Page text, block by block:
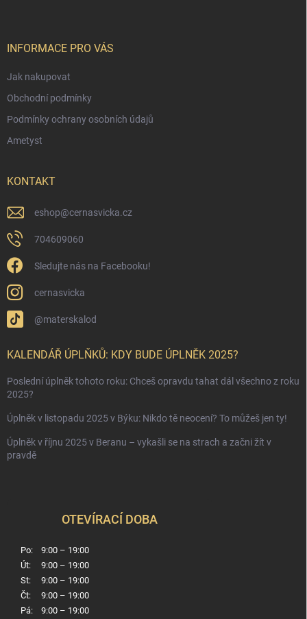
INFORMACE PRO VÁS
Jak nakupovat
Obchodní podmínky
Podmínky ochrany osobních údajů
Ametyst
KONTAKT
eshop@cernasvicka.cz
704609060
Sledujte nás na Facebooku!
cernasvicka
@materskalod
KALENDÁŘ ÚPLŇKŮ: KDY BUDE ÚPLNĚK 2025?
Poslední úplněk tohoto roku: Chceš opravdu tahat dál všechno z roku
2025?
Úplněk v listopadu 2025 v Býku: Nikdo tě neocení? To můžeš jen ty!
Úplněk v říjnu 2025 v Beranu – vykašli se na strach a začni žít v
pravdě
OTEVÍRACÍ DOBA
Po:
9:00 – 19:00
Út:
9:00 – 19:00
St:
9:00 – 19:00
Čt:
9:00 – 19:00
Pá:
9:00 – 19:00